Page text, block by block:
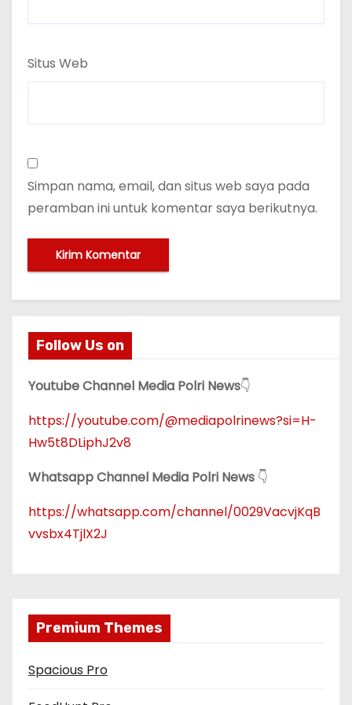
Situs Web
Simpan nama, email, dan situs web saya pada
peramban ini untuk komentar saya berikutnya.
Follow Us on
Youtube Channel Media Polri News👇
https://youtube.com/@mediapolrinews?si=H-
Hw5t8DLiphJ2v8
Whatsapp Channel Media Polri News 👇
https://whatsapp.com/channel/0029VacvjKqB
vvsbx4TjlX2J
Premium Themes
Spacious Pro